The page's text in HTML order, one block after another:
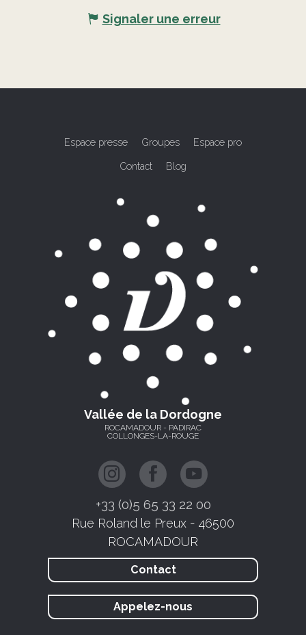
Signaler une erreur
Espace presse Groupes Espace pro
Contact Blog
Vallée de la Dordogne
ROCAMADOUR - PADIRAC
COLLONGES-LA-ROUGE
+33 (0)5 65 33 22 00
Rue Roland le Preux - 46500
ROCAMADOUR
Contact
Appelez-nous